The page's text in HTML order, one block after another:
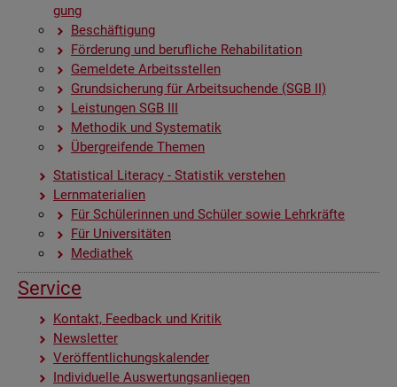
gung
Be­schäf­ti­gung
För­de­rung und be­ruf­li­che Re­ha­bi­li­ta­ti­on
Ge­mel­de­te Ar­beits­stel­len
Grund­si­che­rung für Ar­beit­su­chen­de (SGB II)
Leis­tun­gen SGB III
Me­tho­dik und Sys­te­ma­tik
Über­grei­fen­de The­men
Sta­ti­s­ti­cal Li­te­r­acy - Sta­tis­tik ver­ste­hen
Lern­ma­te­ria­li­en
Für Schü­le­rin­nen und Schü­ler sowie Lehr­kräf­te
Für Uni­ver­si­tä­ten
Me­dia­thek
Ser­vice
Kon­takt, Feed­back und Kri­tik
News­let­ter
Ver­öf­fent­li­chungs­ka­len­der
In­di­vi­du­el­le Aus­wer­tungs­an­lie­gen